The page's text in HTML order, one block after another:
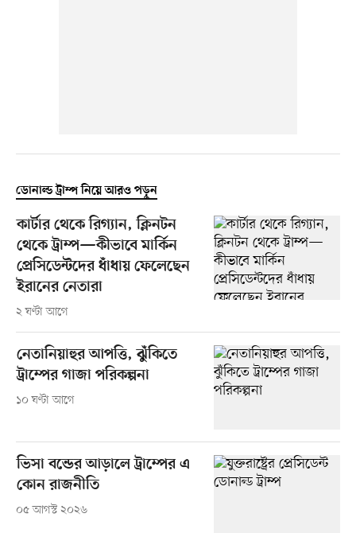
ডোনাল্ড ট্রাম্প নিয়ে আরও পড়ুন
কার্টার থেকে রিগ্যান, ক্লিনটন
থেকে ট্রাম্প—কীভাবে মার্কিন
প্রেসিডেন্টদের ধাঁধায় ফেলেছেন
ইরানের নেতারা
২ ঘণ্টা আগে
নেতানিয়াহুর আপত্তি, ঝুঁকিতে
ট্রাম্পের গাজা পরিকল্পনা
১০ ঘণ্টা আগে
ভিসা বন্ডের আড়ালে ট্রাম্পের এ
কোন রাজনীতি
০৫ আগস্ট ২০২৬